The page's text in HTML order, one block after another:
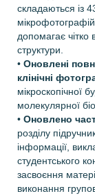
складаються із
допомагає чітко
структури.
• Оновлені
клінічні
мікроскопічної
молекулярної
• Оновлено
розділу
інформації,
студентського
засвоєння
виконання